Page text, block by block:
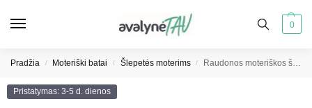
0
Pradžia / Moteriški batai / Šlepetės moterims / Raudonos moteriškos šlepetės ant platformų
Pristatymas: 3-5 d. dienos